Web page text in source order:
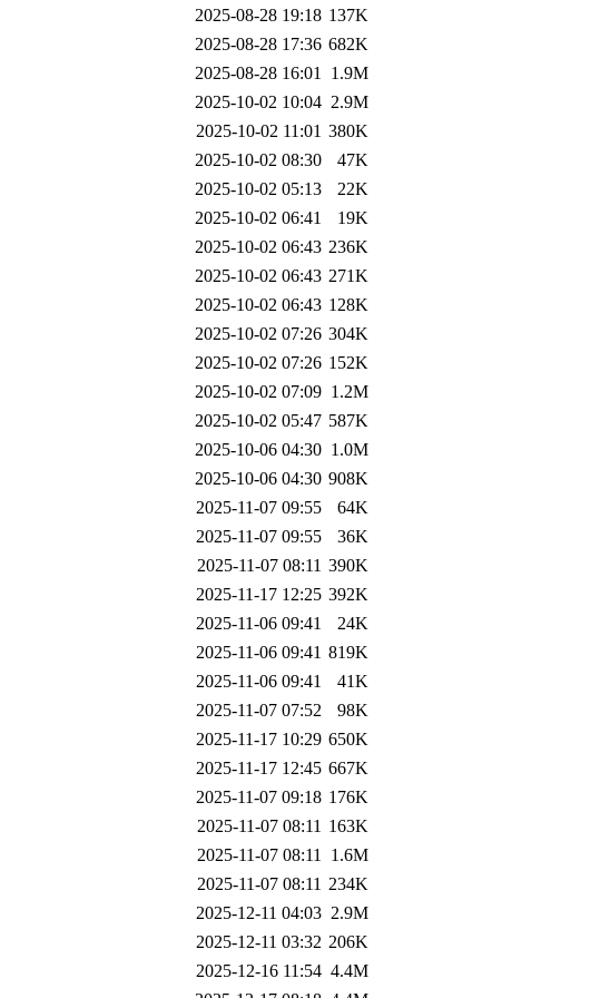
2025-08-28 19:18 137K
2025-08-28 17:36 682K
2025-08-28 16:01 1.9M
2025-10-02 10:04 2.9M
2025-10-02 11:01 380K
2025-10-02 08:30
47K
2025-10-02 05:13
22K
2025-10-02 06:41
19K
2025-10-02 06:43 236K
2025-10-02 06:43 271K
2025-10-02 06:43 128K
2025-10-02 07:26 304K
2025-10-02 07:26 152K
2025-10-02 07:09 1.2M
2025-10-02 05:47 587K
2025-10-06 04:30 1.0M
2025-10-06 04:30 908K
2025-11-07 09:55
64K
2025-11-07 09:55
36K
2025-11-07 08:11 390K
2025-11-17 12:25 392K
2025-11-06 09:41
24K
2025-11-06 09:41 819K
2025-11-06 09:41
41K
2025-11-07 07:52
98K
2025-11-17 10:29 650K
2025-11-17 12:45 667K
2025-11-07 09:18 176K
2025-11-07 08:11 163K
2025-11-07 08:11 1.6M
2025-11-07 08:11 234K
2025-12-11 04:03 2.9M
2025-12-11 03:32 206K
2025-12-16 11:54 4.4M